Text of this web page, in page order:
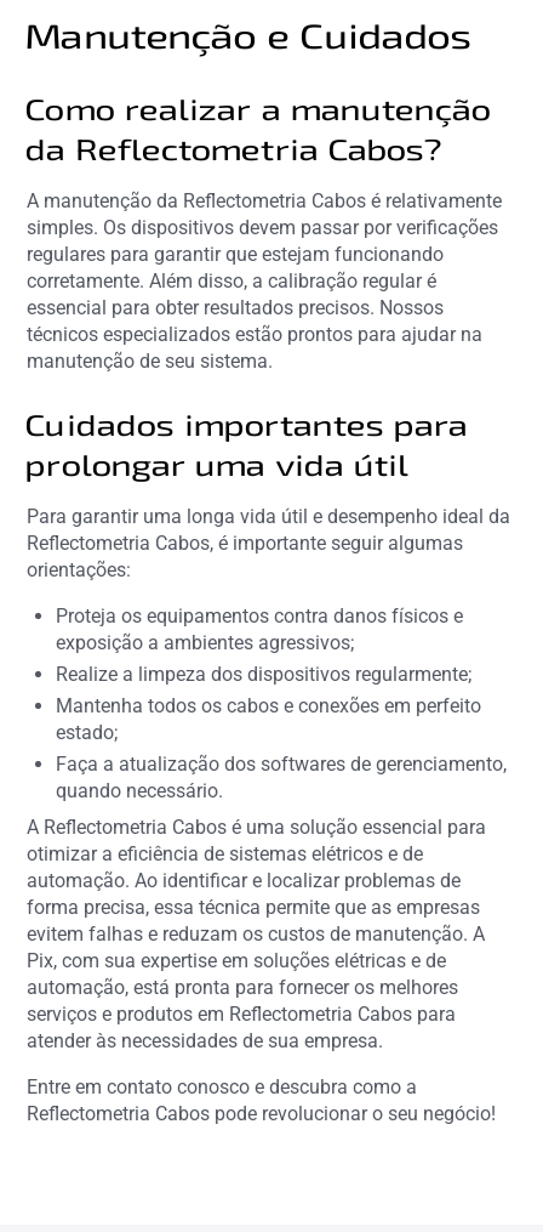
Manutenção e Cuidados
Como realizar a manutenção
da Reflectometria Cabos?
A manutenção da Reflectometria Cabos é relativamente
simples. Os dispositivos devem passar por verificações
regulares para garantir que estejam funcionando
corretamente. Além disso, a calibração regular é
essencial para obter resultados precisos. Nossos
técnicos especializados estão prontos para ajudar na
manutenção de seu sistema.
Cuidados importantes para
prolongar uma vida útil
Para garantir uma longa vida útil e desempenho ideal da
Reflectometria Cabos, é importante seguir algumas
orientações:
Proteja os equipamentos contra danos físicos e
exposição a ambientes agressivos;
Realize a limpeza dos dispositivos regularmente;
Mantenha todos os cabos e conexões em perfeito
estado;
Faça a atualização dos softwares de gerenciamento,
quando necessário.
A Reflectometria Cabos é uma solução essencial para
otimizar a eficiência de sistemas elétricos e de
automação. Ao identificar e localizar problemas de
forma precisa, essa técnica permite que as empresas
evitem falhas e reduzam os custos de manutenção. A
Pix, com sua expertise em soluções elétricas e de
automação, está pronta para fornecer os melhores
serviços e produtos em Reflectometria Cabos para
atender às necessidades de sua empresa.
Entre em contato conosco e descubra como a
Reflectometria Cabos pode revolucionar o seu negócio!